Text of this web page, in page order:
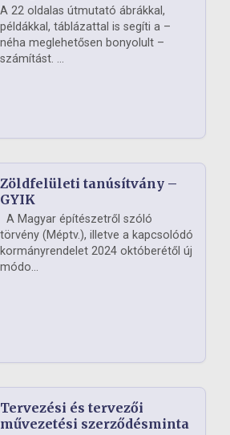
A 22 oldalas útmutató ábrákkal,
példákkal, táblázattal is segíti a –
néha meglehetősen bonyolult –
számítást. ...
Zöldfelületi tanúsítvány –
GYIK
A Magyar építészetről szóló
törvény (Méptv.), illetve a kapcsolódó
kormányrendelet 2024 októberétől új
módo...
Tervezési és tervezői
művezetési szerződésminta